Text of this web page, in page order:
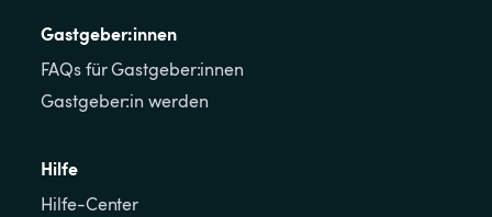
Gastgeber:innen
FAQs für Gastgeber:innen
Gastgeber:in werden
Hilfe
Hilfe-Center